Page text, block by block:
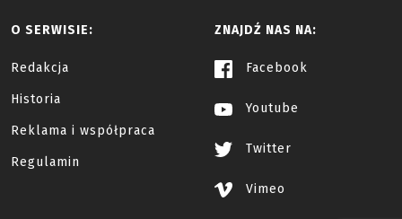
O SERWISIE:
Redakcja
Historia
Reklama i współpraca
Regulamin
ZNAJDŹ NAS NA:
Facebook
Youtube
Twitter
Vimeo